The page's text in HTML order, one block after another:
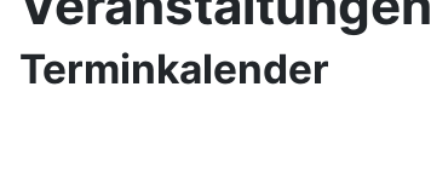
Terminkalender